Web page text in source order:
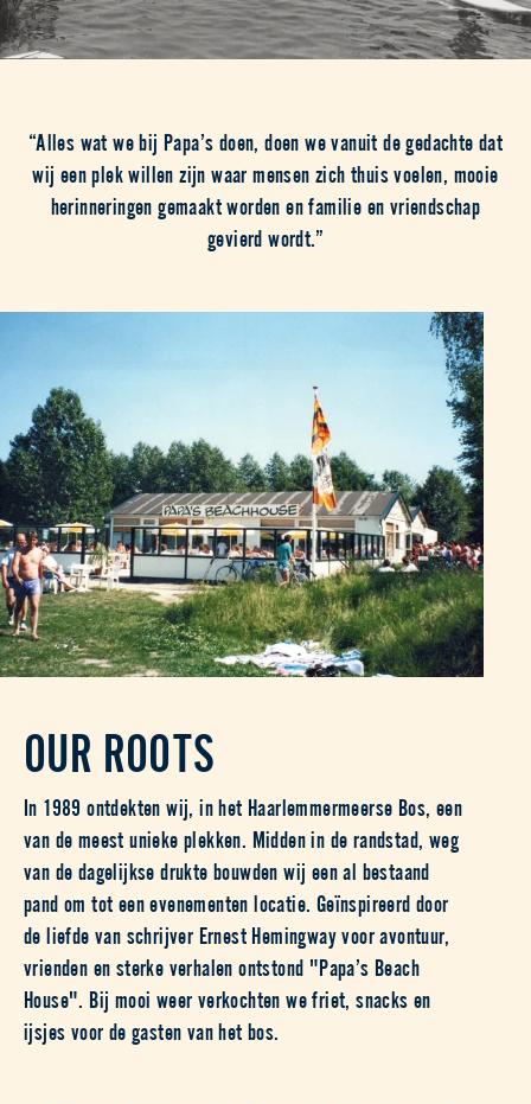
“Alles wat we bij Papa’s doen, doen we vanuit de gedachte dat
wij een plek willen zijn waar mensen zich thuis voelen, mooie
herinneringen gemaakt worden en familie en vriendschap
gevierd wordt.”
OUR ROOTS
In 1989 ontdekten wij, in het Haarlemmermeerse Bos, een
van de meest unieke plekken. Midden in de randstad, weg
van de dagelijkse drukte bouwden wij een al bestaand
pand om tot een evenementen locatie. Geïnspireerd door
de liefde van schrijver Ernest Hemingway voor avontuur,
vrienden en sterke verhalen ontstond "Papa’s Beach
House". Bij mooi weer verkochten we friet, snacks en
ijsjes voor de gasten van het bos.